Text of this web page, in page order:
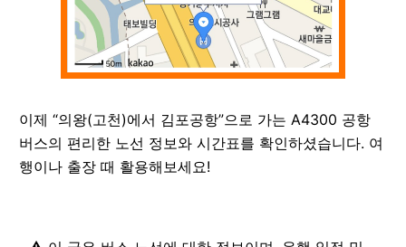
이제 “의왕(고천)에서 김포공항”으로 가는 A4300 공항
버스의 편리한 노선 정보와 시간표를 확인하셨습니다. 여
행이나 출장 때 활용해보세요!